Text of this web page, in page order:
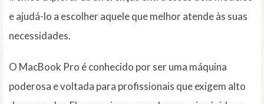
e ajudá-lo a escolher aquele que melhor atende às suas
necessidades.
O MacBook Pro é conhecido por ser uma máquina
poderosa e voltada para profissionais que exigem alto